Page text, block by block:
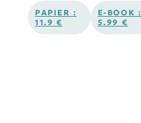
PAPIER :
11.9 €
E-BOOK :
5.99 €